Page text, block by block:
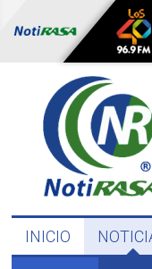
INICIO